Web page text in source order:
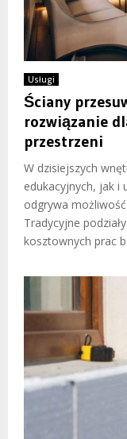
Usługi
Ściany
rozwiązanie
przestrzeni
W dzisiejszych
edukacyjnych, jak i
odgrywa
Tradycyjne
kosztownych prac